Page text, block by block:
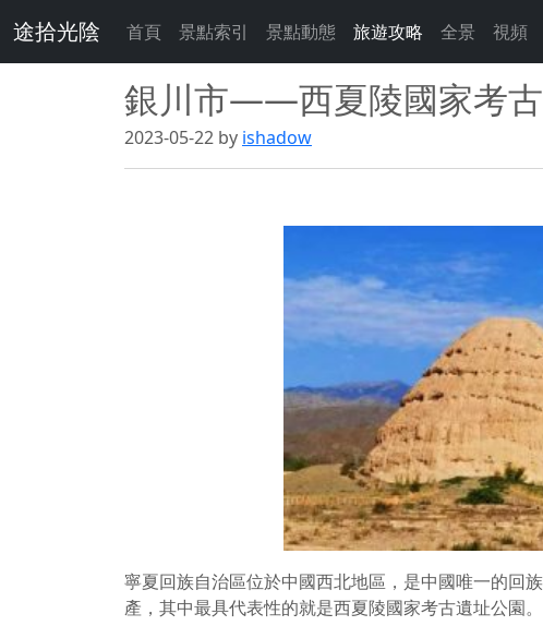
途拾光陰 首頁 景點索引 景點動態 旅遊攻略 全景 視頻
銀川市——西夏陵國家考
2023-05-22 by ishadow
寧夏回族自治區位於中國西北地區，是中國唯一的回
產，其中最具代表性的就是西夏陵國家考古遺址公園。